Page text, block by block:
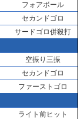
フォアボール
セカンドゴロ
サードゴロ併殺打
空振り三振
セカンドゴロ
ファーストゴロ
ライト前ヒット